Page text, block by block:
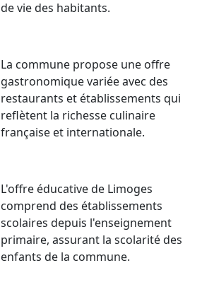
de vie des habitants.
La commune propose une offre
gastronomique variée avec des
restaurants et établissements qui
reflètent la richesse culinaire
française et internationale.
L'offre éducative de Limoges
comprend des établissements
scolaires depuis l'enseignement
primaire, assurant la scolarité des
enfants de la commune.